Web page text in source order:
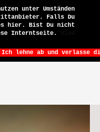
Menü
unter Umständen
Falls Du
hier. Bist Du nicht
Interntseite.
Ich lehne ab und verlasse